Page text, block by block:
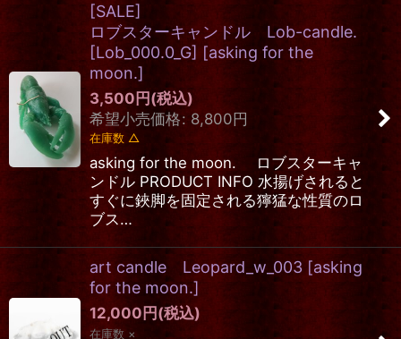
[SALE]
ロブスターキャンドル Lob-candle.
[Lob_000.0_G] [asking for the
moon.]
3,500円(税込)
希望小売価格: 8,800円
在庫数 △
asking for the moon. ロブスターキャ
ンドル PRODUCT INFO 水揚げされると
すぐに鋏脚を固定される獰猛な性質のロ
ブス…
art candle Leopard_w_003 [asking
for the moon.]
12,000円(税込)
在庫数 ×